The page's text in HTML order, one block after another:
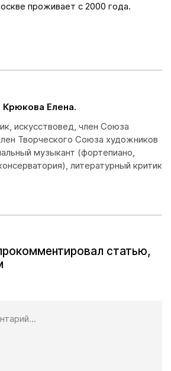
проживает с 2000 года.
Крюкова Елена.
искусствовед, член Союза
Творческого Союза художников
музыкант (фортепиано,
литературный критик
статью,